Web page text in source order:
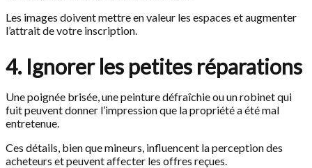
Les images doivent mettre en valeur les espaces et augmenter
l’attrait de votre inscription.
4. Ignorer les petites réparations
Une poignée brisée, une peinture défraîchie ou un robinet qui
fuit peuvent donner l’impression que la propriété a été mal
entretenue.
Ces détails, bien que mineurs, influencent la perception des
acheteurs et peuvent affecter les offres reçues.